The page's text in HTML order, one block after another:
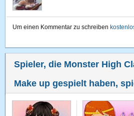
Um einen Kommentar zu schreiben
Spieler, die Monster High
Make up gespielt haben,